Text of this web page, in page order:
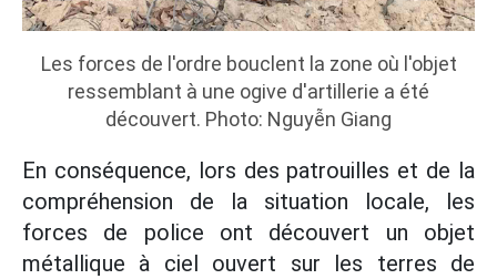
Les forces de l'ordre bouclent la zone où l'objet
ressemblant à une ogive d'artillerie a été
découvert. Photo: Nguyễn Giang
En conséquence, lors des patrouilles et de la
compréhension de la situation locale, les
forces de police ont découvert un objet
métallique à ciel ouvert sur les terres de